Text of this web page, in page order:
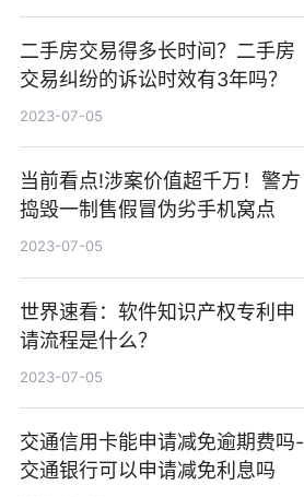
二手房交易得多长时间？二手房
交易纠纷的诉讼时效有3年吗？
2023-07-05
当前看点!涉案价值超千万！警方
捣毁一制售假冒伪劣手机窝点
2023-07-05
世界速看：软件知识产权专利申
请流程是什么？
2023-07-05
交通信用卡能申请减免逾期费吗-
交通银行可以申请减免利息吗